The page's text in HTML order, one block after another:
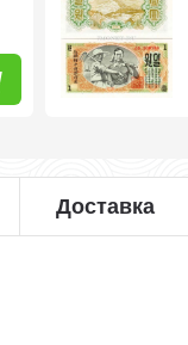
Доставка